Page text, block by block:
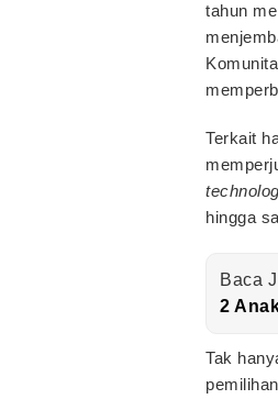
tahun
Terkait
hingga
Baca
2
Tak